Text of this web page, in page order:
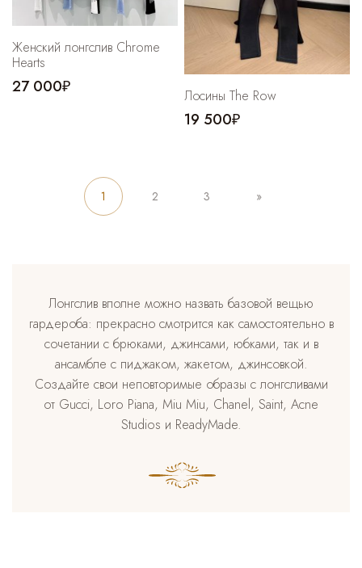
Женский лонгслив Chrome
Hearts
27 000₽ Лосины The Row
19 500₽
1 2 3 »
Лонгслив вполне можно назвать базовой вещью
гардероба: прекрасно смотрится как самостоятельно в
сочетании с брюками, джинсами, юбками, так и в
ансамбле с пиджаком, жакетом, джинсовкой.
Создайте свои неповторимые образы с лонгсливами
от Gucci, Loro Piana, Miu Miu, Chanel, Saint, Acne
Studios и ReadyMade.